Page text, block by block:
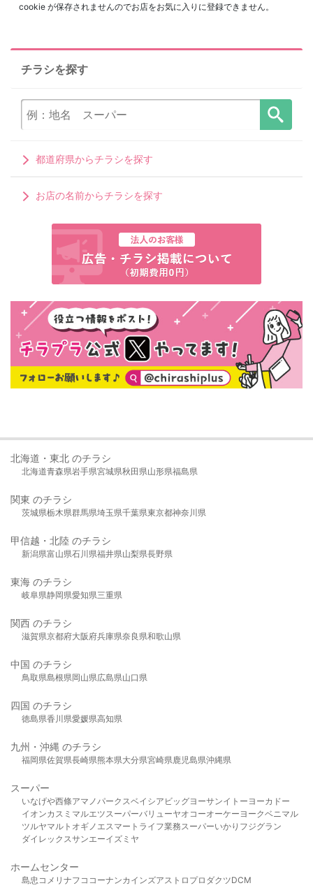
cookie が保存されませんのでお店をお気に入りに登録できません。
チラシを探す
都道府県からチラシを探す
お店の名前からチラシを探す
北海道・東北 のチラシ
北海道青森県岩手県宮城県秋田県山形県福島県
関東 のチラシ
茨城県栃木県群馬県埼玉県千葉県東京都神奈川県
甲信越・北陸 のチラシ
新潟県富山県石川県福井県山梨県長野県
東海 のチラシ
岐阜県静岡県愛知県三重県
関西 のチラシ
滋賀県京都府大阪府兵庫県奈良県和歌山県
中国 のチラシ
鳥取県島根県岡山県広島県山口県
四国 のチラシ
徳島県香川県愛媛県高知県
九州・沖縄 のチラシ
福岡県佐賀県長崎県熊本県大分県宮崎県鹿児島県沖縄県
スーパー
いなげや西條アマノパークスベイシア ビッグヨーサンイトーヨーカドー
イオンカスミ マルエツスーパーバリューヤオコーオーケー ヨークベニマル
ツルヤマルト オギノ エスマート ライフ業務スーパーいかり フジグラン
ダイレックスサンエーイズミヤ
ホームセンター
島忠 コメリ ナフコ コーナンカインズアストロプロダクツDCM